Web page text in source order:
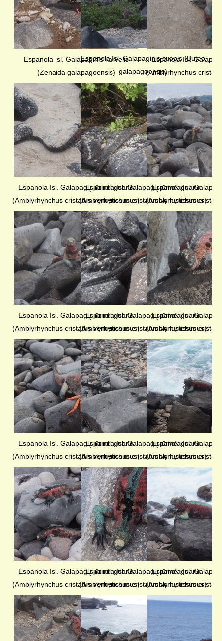
Espanola Isl. Galapaginis karvelis
(Zenaida galapagoensis)
Espanola Isl. Galapaginis suopis (Buteo
galapagoensis)
Espanola Isl.
(Amblyrhynchus
Espanola Isl. Galapagų jūrinė iguana
(Amblyrhynchus cristatus venustissimus)
Espanola Isl. Galapagų jūrinė iguana
(Amblyrhynchus cristatus venustissimus)
Espanola Isl.
(Amblyrhynchus
Espanola Isl. Galapagų jūrinė iguana
(Amblyrhynchus cristatus venustissimus)
Espanola Isl. Galapagų jūrinė iguana
(Amblyrhynchus cristatus venustissimus)
Espanola Isl.
(Amblyrhynchus
Espanola Isl. Galapagų jūrinė iguana
(Amblyrhynchus cristatus venustissimus)
Espanola Isl. Galapagų jūrinė iguana
(Amblyrhynchus cristatus venustissimus)
Espanola Isl.
(Amblyrhynchus
Espanola Isl. Galapagų jūrinė iguana
(Amblyrhynchus cristatus venustissimus)
Espanola Isl. Galapagų jūrinė iguana
(Amblyrhynchus cristatus venustissimus)
Espanola Isl.
(Amblyrhynchus